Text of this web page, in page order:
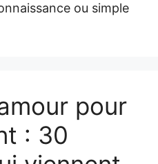
ou simple
pour
: 30